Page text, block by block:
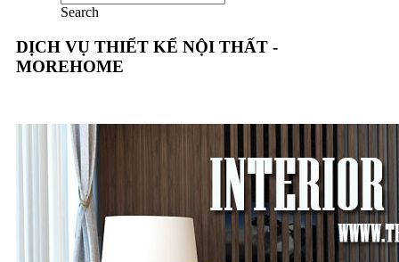
Search
DỊCH VỤ THIẾT KẾ NỘI THẤT -
MOREHOME